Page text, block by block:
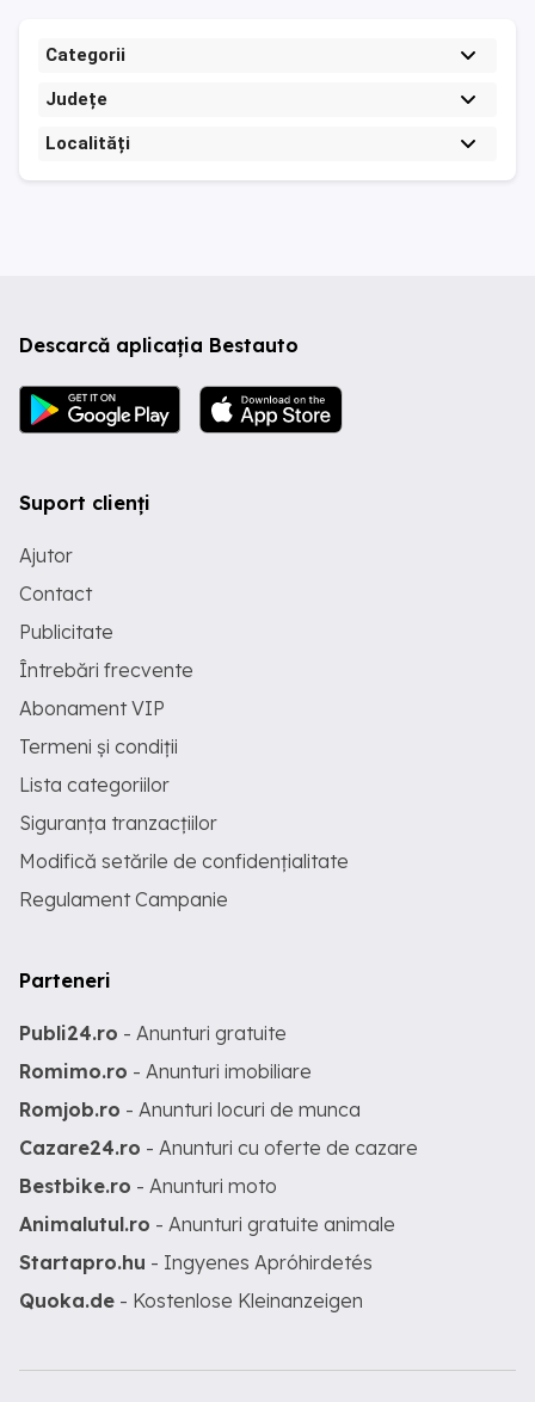
Categorii
Județe
Localități
Descarcă aplicația Bestauto
Suport clienți
Ajutor
Contact
Publicitate
Întrebări frecvente
Abonament VIP
Termeni și condiții
Lista categoriilor
Siguranța tranzacțiilor
Modifică setările de confidențialitate
Regulament Campanie
Parteneri
Publi24.ro - Anunturi gratuite
Romimo.ro - Anunturi imobiliare
Romjob.ro - Anunturi locuri de munca
Cazare24.ro - Anunturi cu oferte de cazare
Bestbike.ro - Anunturi moto
Animalutul.ro - Anunturi gratuite animale
Startapro.hu - Ingyenes Apróhirdetés
Quoka.de - Kostenlose Kleinanzeigen